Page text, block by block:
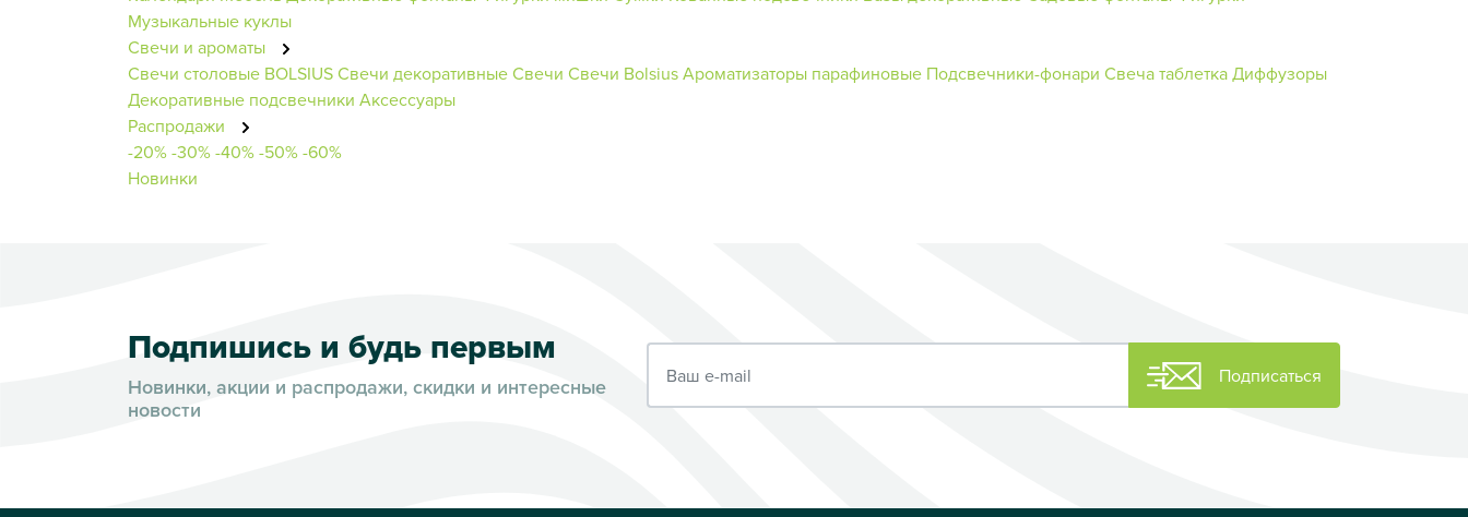
Музыкальные куклы
Свечи и ароматы
Свечи столовые BOLSIUSСвечи декоративныеСвечи Свечи BolsiusАроматизаторы парафиновые Подсвечники-фонари Свеча таблеткаДиффузоры
Декоративные подсвечники Аксессуары
Распродажи
-20%-30%-40%-50%-60%
Новинки
Подпишись и будь первым
Новинки, акции и распродажи, скидки и интересные
новости
Подписаться